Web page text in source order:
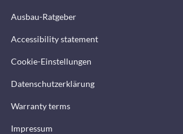
Ausbau-Ratgeber
Accessibility statement
Cookie-Einstellungen
Datenschutzerklärung
Warranty terms
Impressum